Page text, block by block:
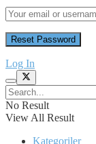
Log In
No Result
View All Result
Kategoriler